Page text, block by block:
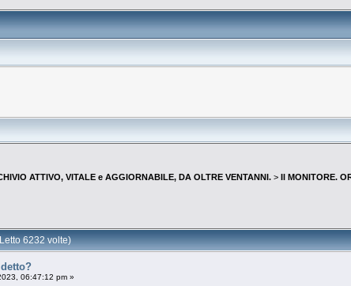
ATTIVO, VITALE e AGGIORNABILE, DA OLTRE VENTANNI. > Il MONITORE.
6232 volte)
06:47:12 pm »